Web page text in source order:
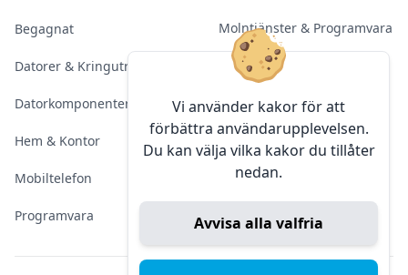
Vi använder kakor för att
förbättra användarupplevelsen.
Du kan välja vilka kakor du tillåter
nedan.
Avvisa alla valfria
Begagnat
Datorer & Kringutrustning
Datorkomponenter
Hem & Kontor
Mobiltelefon
Programvara
Molntjänster & Programvara
Server & Backup
Kameraövervakning
Konferens & Public Display
Sälja elektronik